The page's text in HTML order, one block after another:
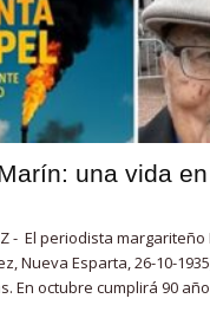
una vida
- El periodista
Nueva Esparta, 26-10-
En octubre cumplirá 90